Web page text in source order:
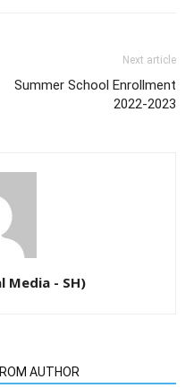
Next article
Summer School Enrollment
2022-2023
Media - SH)
AUTHOR